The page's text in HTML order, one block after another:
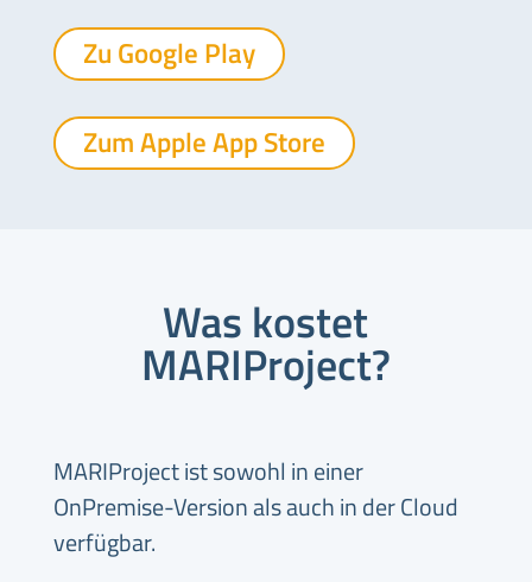
Zu Google Play
Zum Apple App Store
Was kostet
MARIProject?
MARIProject ist sowohl in einer
OnPremise-Version als auch in der Cloud
verfügbar.